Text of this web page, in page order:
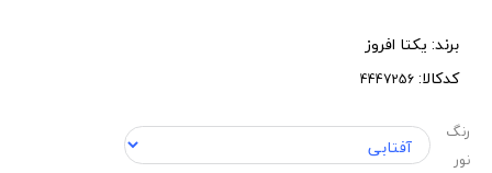
برند: یکتا افروز
کدکالا:
رنگ
نور